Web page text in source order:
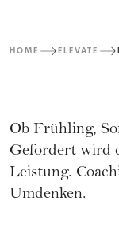
HOME ELEVATE
Ob Frühling,
Gefordert wird
Leistung.
Umdenken.